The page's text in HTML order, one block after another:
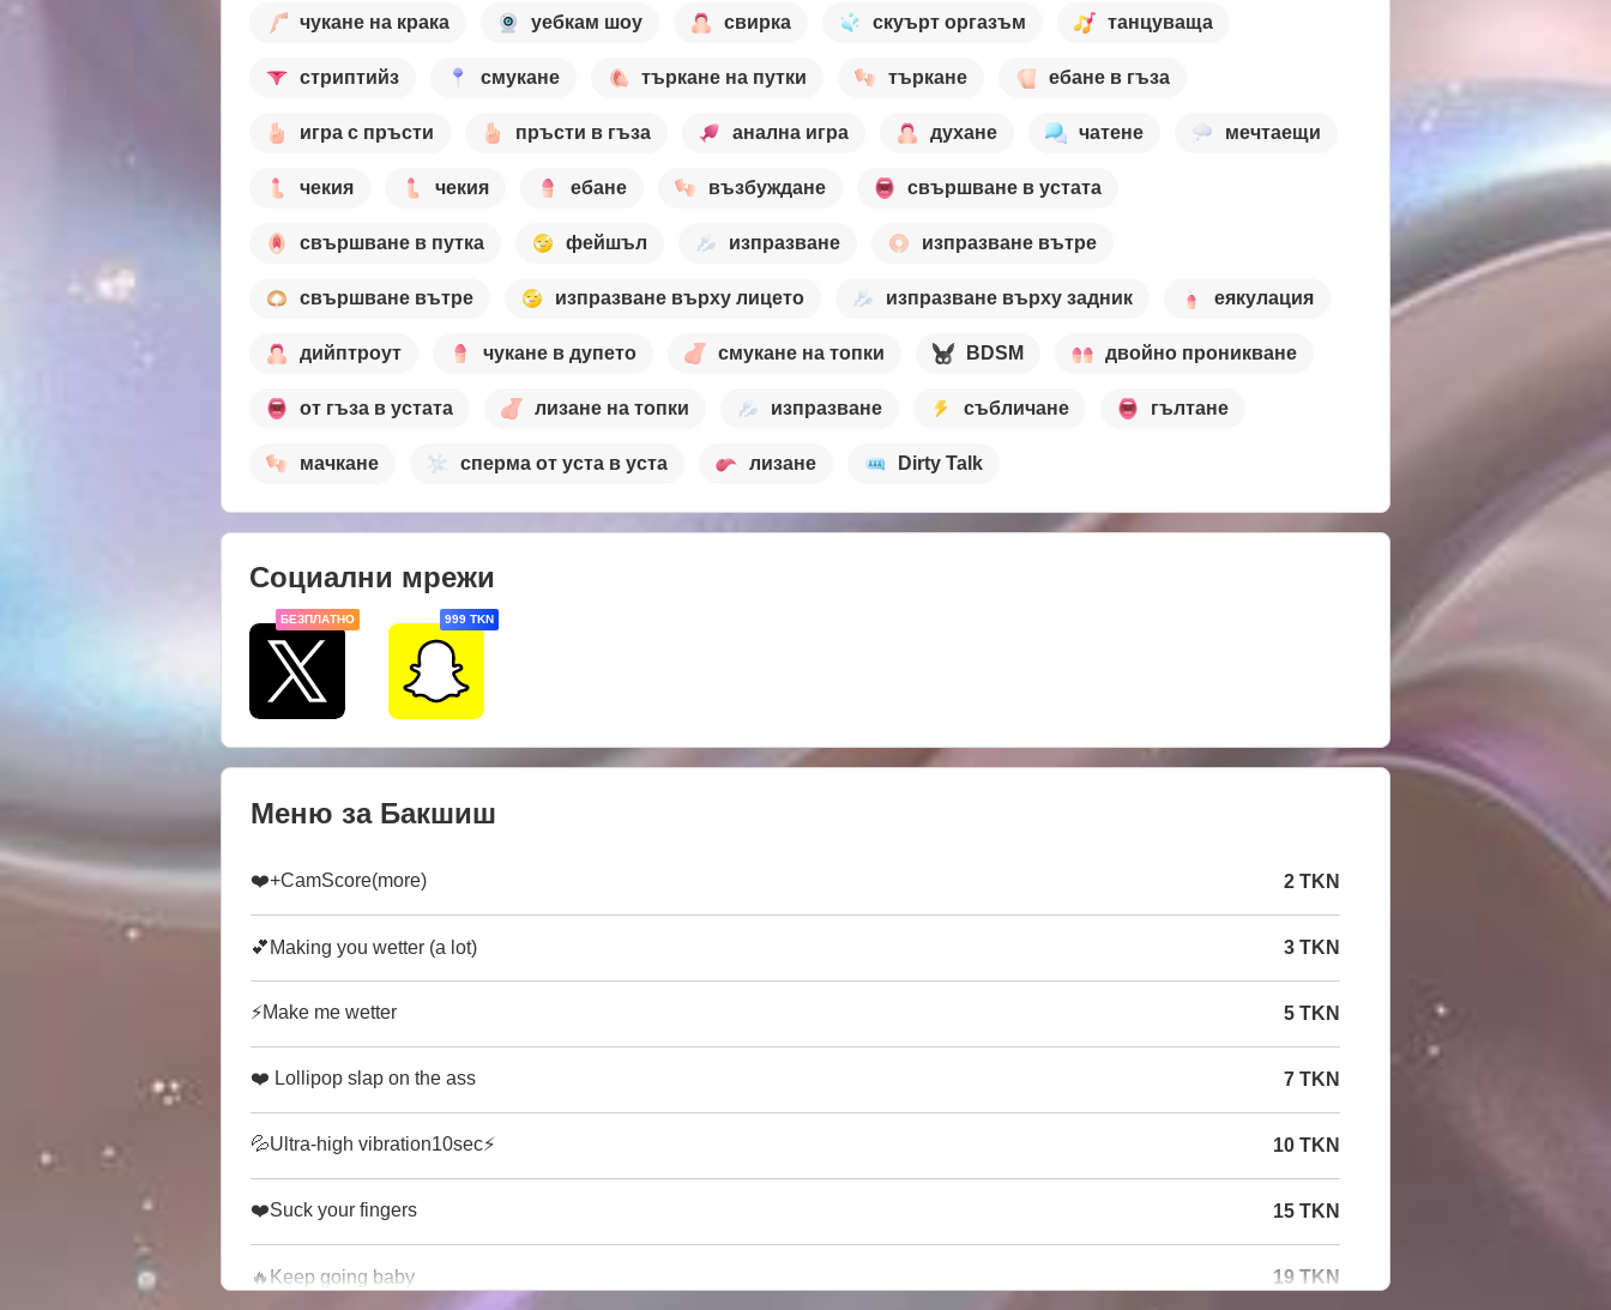
чукане на крака уебкам шоу свирка скуърт оргазъм танцуваща
стриптийз смукане търкане на путки търкане ебане в гъза
игра с пръсти пръсти в гъза анална игра духане чатене мечтаещи
чекия чекия ебане възбуждане свършване в устата
свършване в путка фейшъл изпразване изпразване вътре
свършване вътре изпразване върху лицето изпразване върху задник еякулация
дийптроут чукане в дупето смукане на топки BDSM двойно проникване
от гъза в устата лизане на топки изпразване събличане гълтане
мачкане сперма от уста в уста лизане Dirty Talk
Социални мрежи
БЕЗПЛАТНО 999 TKN
Меню за Бакшиш
❤️+CamScore(more) 2 TKN
💕Making you wetter (a lot) 3 TKN
⚡Make me wetter 5 TKN
❤️ Lollipop slap on the ass 7 TKN
💦Ultra-high vibration10sec⚡ 10 TKN
❤️Suck your fingers 15 TKN
🔥Keep going baby 19 TKN